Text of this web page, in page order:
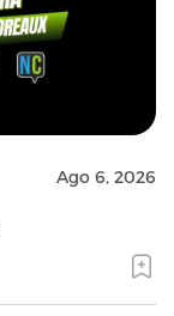
Ago 6, 2026